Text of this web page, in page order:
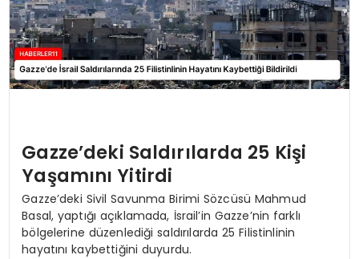
Gazze’deki Saldırılarda 25 Kişi
Yaşamını Yitirdi
Gazze’deki Sivil Savunma Birimi Sözcüsü Mahmud
Basal, yaptığı açıklamada, İsrail’in Gazze’nin farklı
bölgelerine düzenlediği saldırılarda 25 Filistinlinin
hayatını kaybettiğini duyurdu.